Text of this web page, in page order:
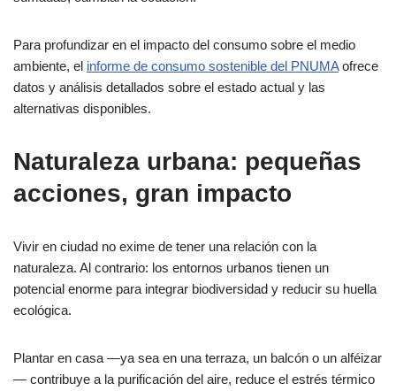
Para profundizar en el impacto del consumo sobre el medio
ambiente, el informe de consumo sostenible del PNUMAofrece
datos y análisis detallados sobre el estado actual y las
alternativas disponibles.
Naturaleza urbana: pequeñas
acciones, gran impacto
Vivir en ciudad no exime de tener una relación con la
naturaleza. Al contrario: los entornos urbanos tienen un
potencial enorme para integrar biodiversidad y reducir su huella
ecológica.
Plantar en casa —ya sea en una terraza, un balcón o un alféizar
— contribuye a la purificación del aire, reduce el estrés térmico